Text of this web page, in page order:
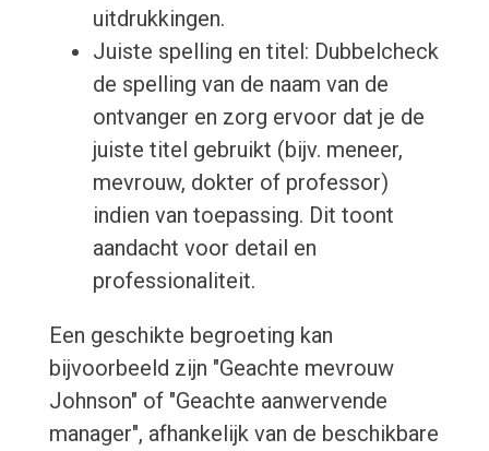
uitdrukkingen.
Juiste spelling en titel: Dubbelcheck
de spelling van de naam van de
ontvanger en zorg ervoor dat je de
juiste titel gebruikt (bijv. meneer,
mevrouw, dokter of professor)
indien van toepassing. Dit toont
aandacht voor detail en
professionaliteit.
Een geschikte begroeting kan
bijvoorbeeld zijn "Geachte mevrouw
Johnson" of "Geachte aanwervende
manager", afhankelijk van de beschikbare